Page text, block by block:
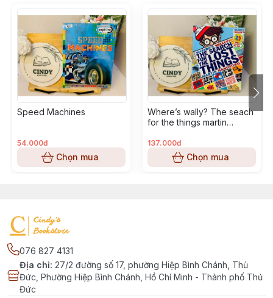
Speed Machines
54.000đ
Chọn mua
Where’s wally? The seach
for the things martin
137.000đ
Chọn mua
076 827 4131
Địa chỉ: 27/2 đường số 17, phường Hiệp Bình Chánh, Thủ
Đức, Phường Hiệp Bình Chánh, Hồ Chí Minh - Thành phố Thủ
Đức